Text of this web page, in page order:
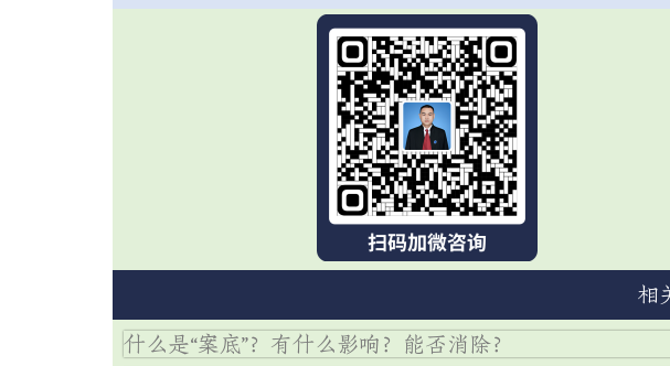
免费【法律援助】
相
什么是“案底”？有什么影响？能否消除？